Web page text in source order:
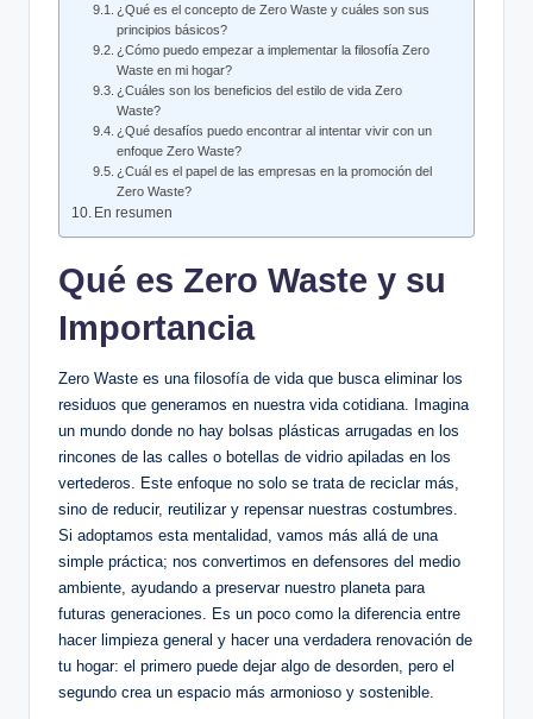
¿Qué es el concepto de Zero Waste y cuáles son sus
principios básicos?
¿Cómo puedo empezar a implementar la filosofía Zero
Waste en mi hogar?
¿Cuáles son los beneficios del estilo de vida Zero
Waste?
¿Qué desafíos puedo encontrar al intentar vivir con un
enfoque Zero Waste?
¿Cuál es el papel de las empresas en la promoción del
Zero Waste?
En resumen
Qué es Zero Waste y su
Importancia
Zero Waste es una filosofía de vida que busca eliminar los
residuos que generamos en nuestra vida cotidiana. Imagina
un mundo donde no hay bolsas plásticas arrugadas en los
rincones de las calles o botellas de vidrio apiladas en los
vertederos. Este enfoque no solo se trata de reciclar más,
sino de reducir, reutilizar y repensar nuestras costumbres.
Si adoptamos esta mentalidad, vamos más allá de una
simple práctica; nos convertimos en defensores del medio
ambiente, ayudando a preservar nuestro planeta para
futuras generaciones. Es un poco como la diferencia entre
hacer limpieza general y hacer una verdadera renovación de
tu hogar: el primero puede dejar algo de desorden, pero el
segundo crea un espacio más armonioso y sostenible.